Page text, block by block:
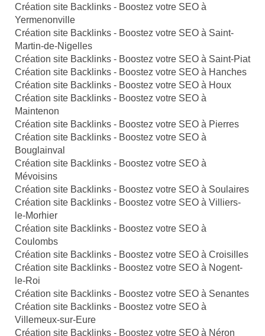
Création site Backlinks - Boostez votre SEO à
Yermenonville
Création site Backlinks - Boostez votre SEO à Saint-
Martin-de-Nigelles
Création site Backlinks - Boostez votre SEO à Saint-Piat
Création site Backlinks - Boostez votre SEO à Hanches
Création site Backlinks - Boostez votre SEO à Houx
Création site Backlinks - Boostez votre SEO à
Maintenon
Création site Backlinks - Boostez votre SEO à Pierres
Création site Backlinks - Boostez votre SEO à
Bouglainval
Création site Backlinks - Boostez votre SEO à
Mévoisins
Création site Backlinks - Boostez votre SEO à Soulaires
Création site Backlinks - Boostez votre SEO à Villiers-
le-Morhier
Création site Backlinks - Boostez votre SEO à
Coulombs
Création site Backlinks - Boostez votre SEO à Croisilles
Création site Backlinks - Boostez votre SEO à Nogent-
le-Roi
Création site Backlinks - Boostez votre SEO à Senantes
Création site Backlinks - Boostez votre SEO à
Villemeux-sur-Eure
Création site Backlinks - Boostez votre SEO à Néron